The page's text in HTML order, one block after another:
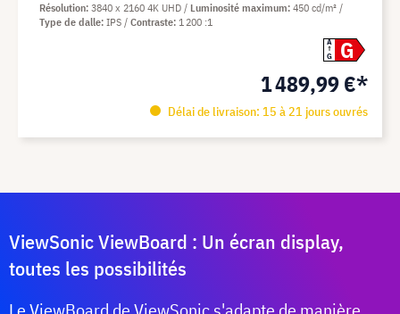
A
G
G
1 489,99 €*
Délai de livraison: 15 à 21 jours ouvrés
Résolution 3840 x 2160 4K UHD Luminosité maximum 450 cd/m²
Type de dalle IPS Contraste 1 200 :1
ViewSonic ViewBoard : Un écran display,
toutes les possibilités